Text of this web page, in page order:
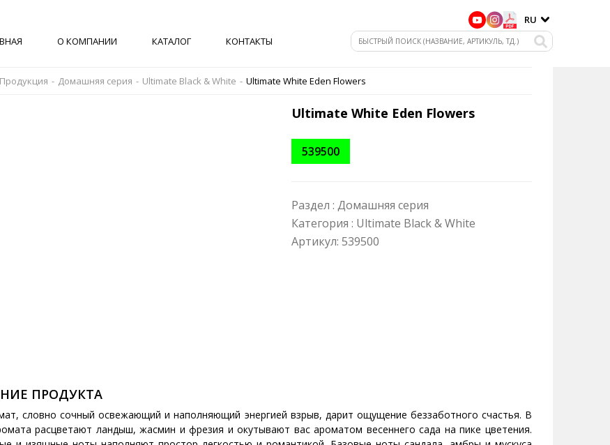
О КОМПАНИИ КАТАЛОГ КОНТАКТЫ
RU
Продукция - Домашняя серия - Ultimate Black & White - Ultimate White Eden Flowers
Ultimate White Eden Flowers
539500
Раздел : Домашняя серия
Категория : Ultimate Black & White
Артикул: 539500
ПРОДУКТА
словно сочный освежающий и наполняющий энергией взрыв, дарит ощущение беззаботного счастья. В
расцветают ландыш, жасмин и фрезия и окутывают вас ароматом весеннего сада на пике цветения.